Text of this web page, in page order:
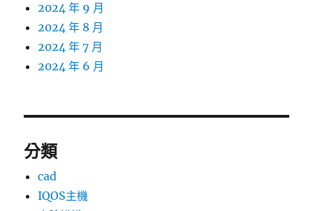
2024 年 9 月
2024 年 8 月
2024 年 7 月
2024 年 6 月
分類
cad
IQOS主機